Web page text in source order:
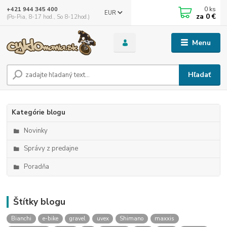
Menu
EUR
Hľadať
+421 944 345 400
(Po-Pia, 8-17 hod., So 8-12hod.)
0 ks
za 0 €
Kategórie blogu
Novinky
Správy z predajne
Poradňa
Štítky blogu
Bianchi e-bike gravel uvex Shimano
maxxis